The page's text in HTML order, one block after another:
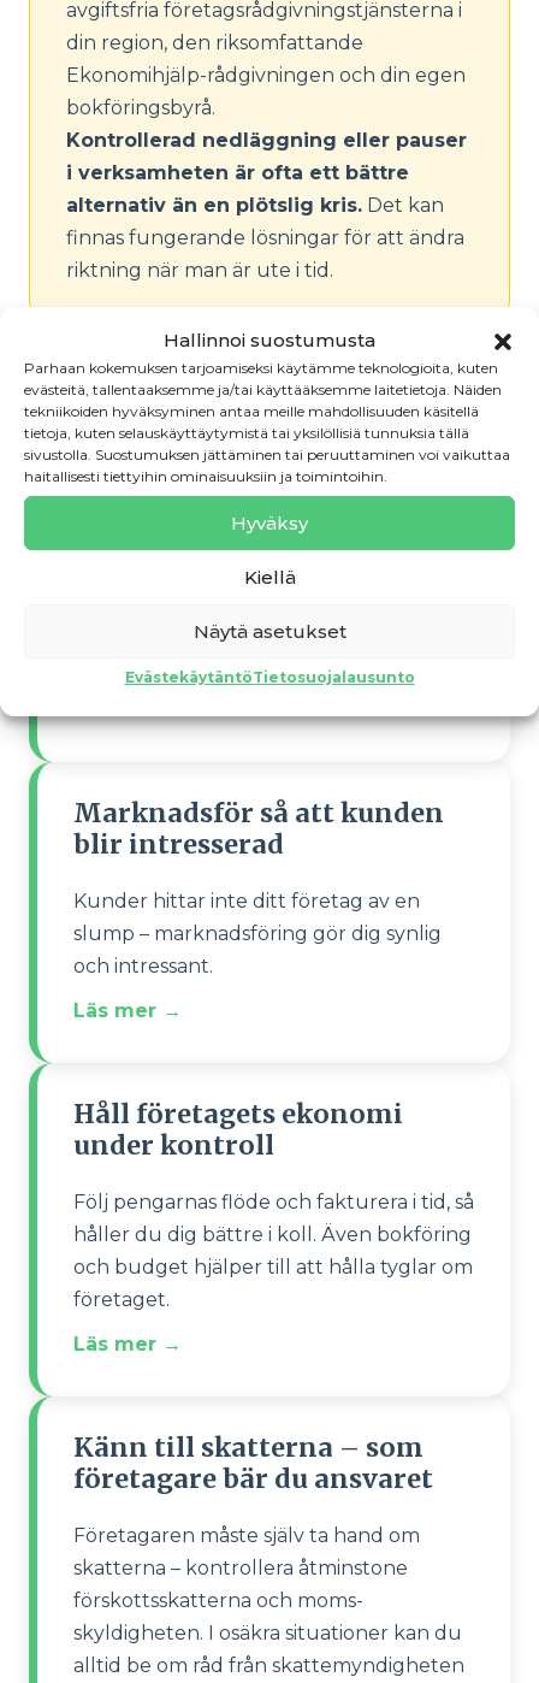
Hallinnoi suostumusta
Parhaan kokemuksen tarjoamiseksi käytämme teknologioita, kuten
evästeitä, tallentaaksemme ja/tai käyttääksemme laitetietoja. Näiden
tekniikoiden hyväksyminen antaa meille mahdollisuuden käsitellä
tietoja, kuten selauskäyttäytymistä tai yksilöllisiä tunnuksia tällä
sivustolla. Suostumuksen jättäminen tai peruuttaminen voi vaikuttaa
haitallisesti tiettyihin ominaisuuksiin ja toimintoihin.
Hyväksy
Kiellä
Näytä asetukset
EvästekäytäntöTietosuojalausunto
avgiftsfria företagsrådgivningstjänsterna i
din region, den riksomfattande
Ekonomihjälp-rådgivningen och din egen
bokföringsbyrå.
Kontrollerad nedläggning eller pauser
i verksamheten är ofta ett bättre
alternativ än en plötslig kris. Det kan
finnas fungerande lösningar för att ändra
riktning när man är ute i tid.
Företagsverksamhetens
delområden
Agera ansvarsfullt
människornas och ekonomins påverkan i
Marknadsför så att kunden
blir intresserad
Kunder hittar inte ditt företag av en
slump – marknadsföring gör dig synlig
och intressant.
Läs mer →
Håll företagets ekonomi
under kontroll
Följ pengarnas flöde och fakturera i tid, så
håller du dig bättre i koll. Även bokföring
och budget hjälper till att hålla tyglar om
företaget.
Läs mer →
Känn till skatterna – som
företagare bär du ansvaret
Företagaren måste själv ta hand om
skatterna – kontrollera åtminstone
förskottsskatterna och moms-
skyldigheten. I osäkra situationer kan du
alltid be om råd från skattemyndigheten